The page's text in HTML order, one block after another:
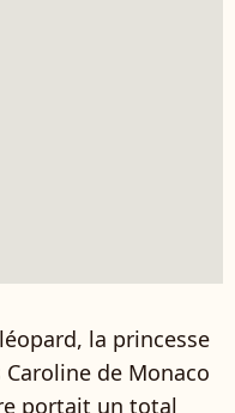
la princesse
de Monaco
portait un total